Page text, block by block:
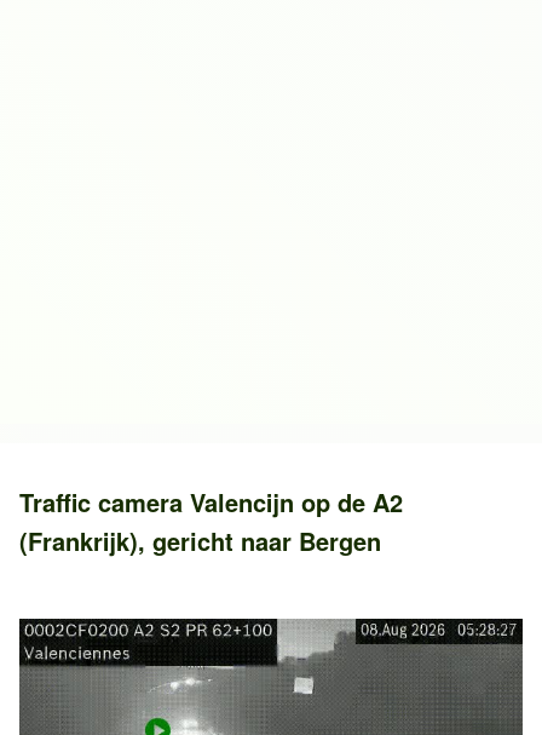
Traffic camera Valencijn op de A2
(Frankrijk), gericht naar Bergen